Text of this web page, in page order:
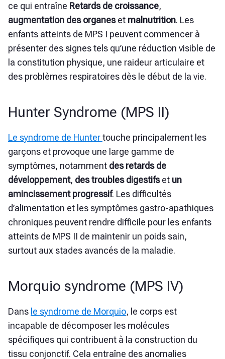
ce qui entraîne Retards de croissance,
augmentation des organes et malnutrition. Les
enfants atteints de MPS I peuvent commencer à
présenter des signes tels qu’une réduction visible de
la constitution physique, une raideur articulaire et
des problèmes respiratoires dès le début de la vie.
Hunter Syndrome (MPS II)
Le syndrome de Huntertouche principalement les
garçons et provoque une large gamme de
symptômes, notamment des retards de
développement, des troubles digestifs et un
amincissement progressif. Les difficultés
d’alimentation et les symptômes gastro-apathiques
chroniques peuvent rendre difficile pour les enfants
atteints de MPS II de maintenir un poids sain,
surtout aux stades avancés de la maladie.
Morquio syndrome (MPS IV)
Dans le syndrome de Morquio, le corps est
incapable de décomposer les molécules
spécifiques qui contribuent à la construction du
tissu conjonctif. Cela entraîne des anomalies